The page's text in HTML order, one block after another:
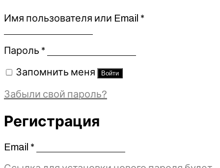
Имя пользователя или Email *Обязательно
Пароль *Обязательно
Запомнить меня Войти
Забыли свой пароль?
Регистрация
Email *Обязательно